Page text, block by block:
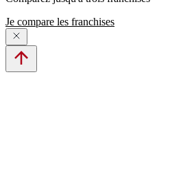
Je compare les franchises